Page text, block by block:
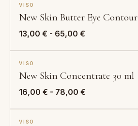
2+1 · IL 3° IN REGALO
VISO
New Skin Butter Eye Contour
13,00 € - 65,00 €
13,00 €
a
2+1 · IL 3° IN REGALO
VISO
New Skin Concentrate 30 ml
16,00 € - 78,00 €
2+1 · IL 3° IN REGALO
VISO